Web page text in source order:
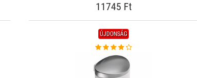
11745 Ft
ÚJDONSÁG